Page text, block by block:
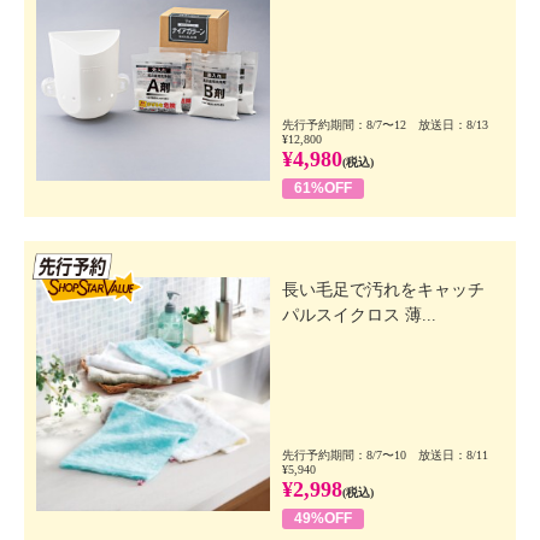
先行予約期間：8/7〜12 放送日：8/13
¥12,800
¥4,980(税込)
61%OFF
長い毛足で汚れをキャッチ
パルスイクロス 薄...
先行予約期間：8/7〜10 放送日：8/11
¥5,940
¥2,998(税込)
49%OFF